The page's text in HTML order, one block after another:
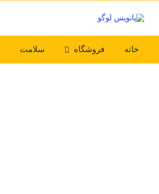
content
خانه فروشگاه سلامت